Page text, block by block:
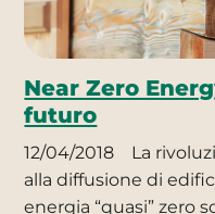
Near Zero
futuro
12/04/2018
La
alla diffusione di
energia “quasi” zero